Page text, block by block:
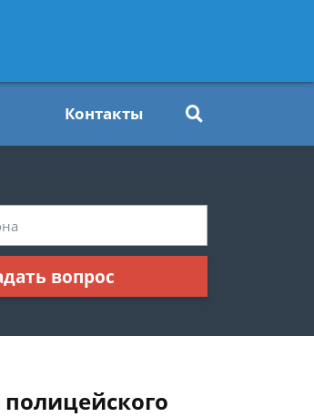
Контакты
вопрос